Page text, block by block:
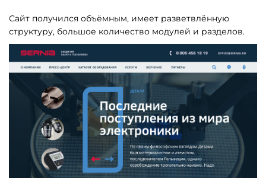
Сайт получился объёмным, имеет разветвлённую
структуру, большое количество модулей и разделов.